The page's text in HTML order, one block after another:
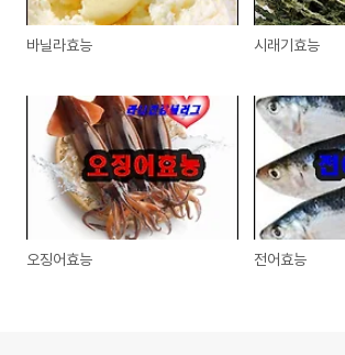
바닐라효능 시래기효능
오징어효능 전어효능